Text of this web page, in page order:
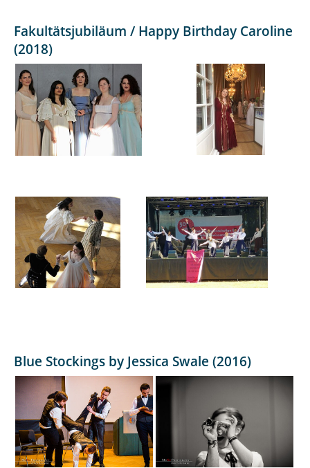
Fakultätsjubiläum / Happy Birthday Caroline
(2018)
Blue Stockings by Jessica Swale (2016)